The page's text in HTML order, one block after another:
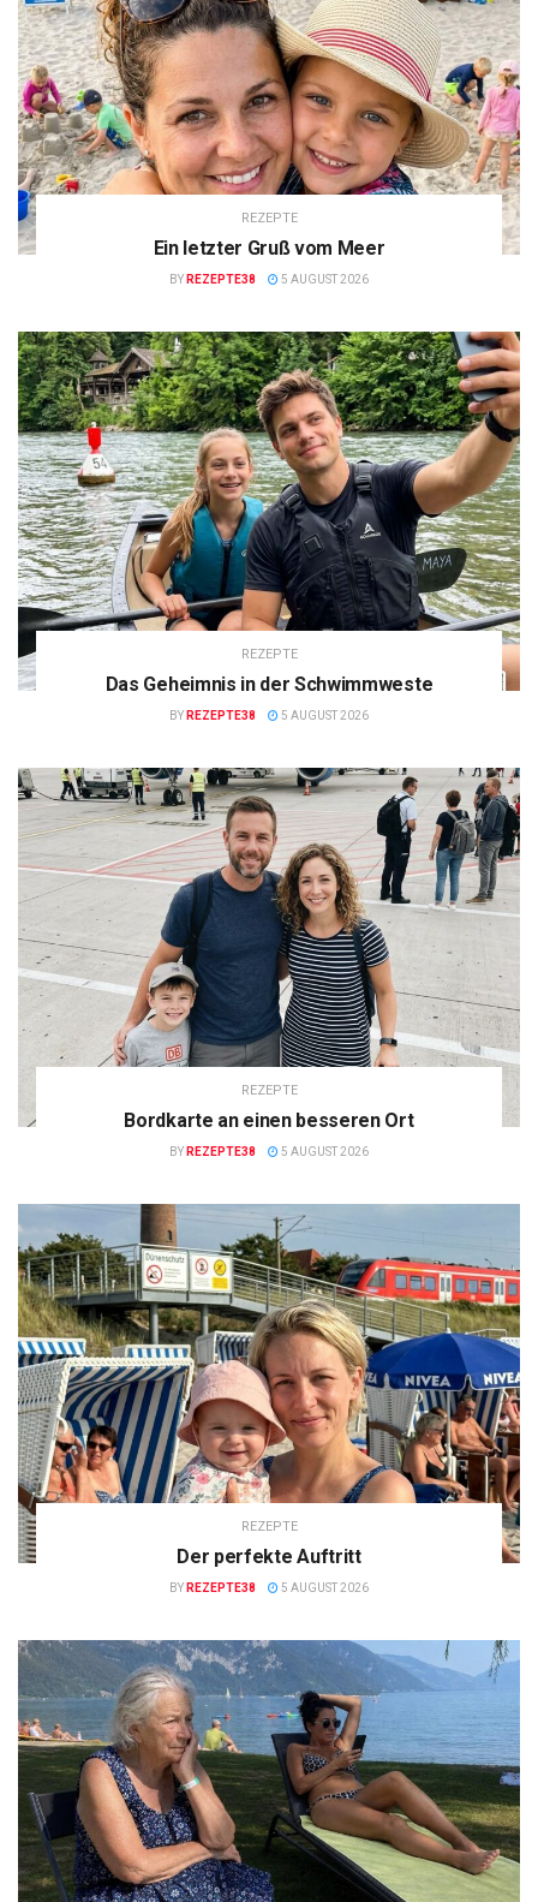
REZEPTE
Ein letzter Gruß vom Meer
BY REZEPTE38 5 AUGUST 2026
REZEPTE
Das Geheimnis in der Schwimmweste
BY REZEPTE38 5 AUGUST 2026
REZEPTE
Bordkarte an einen besseren Ort
BY REZEPTE38 5 AUGUST 2026
REZEPTE
Der perfekte Auftritt
BY REZEPTE38 5 AUGUST 2026